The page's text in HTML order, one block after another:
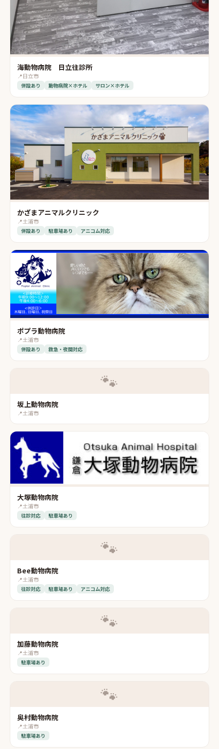
海動物病院 日立往診所
📍日立市
併設あり 動物病院×ホテル サロン×ホテル
かざまアニマルクリニック
📍土浦市
併設あり 駐車場あり アニコム対応
ポプラ動物病院
📍土浦市
併設あり 救急・夜間対応
🐾
坂上動物病院
📍土浦市
大塚動物病院
📍土浦市
往診対応 駐車場あり
🐾
Bee動物病院
📍土浦市
往診対応 駐車場あり アニコム対応
🐾
加藤動物病院
📍土浦市
駐車場あり
🐾
奥村動物病院
📍土浦市
駐車場あり